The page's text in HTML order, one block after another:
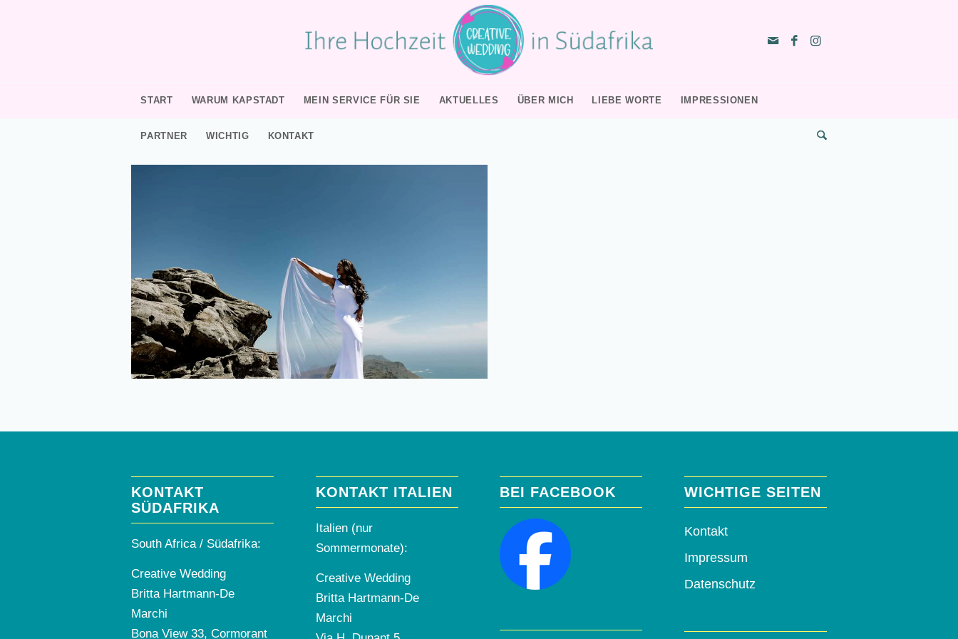
START WARUM KAPSTADT MEIN SERVICE FÜR SIE AKTUELLES ÜBER MICH LIEBE WORTE IMPRESSIONEN
PARTNER WICHTIG KONTAKT
KONTAKT
SÜDAFRIKA
South Africa / Südafrika:
Creative Wedding
Britta Hartmann-De
Marchi
Bona View 33, Cormorant
KONTAKT ITALIEN
Italien (nur
Sommermonate):
Creative Wedding
Britta Hartmann-De
Marchi
BEI FACEBOOK WICHTIGE SEITEN
Kontakt
Impressum
Datenschutz